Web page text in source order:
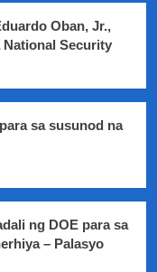
Oban, Jr.,
Security
sa susunod na
ng DOE para sa
– Palasyo